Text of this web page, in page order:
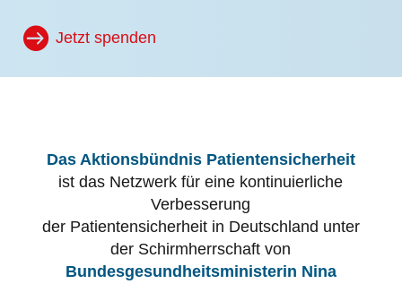
Jetzt spenden
Das Aktionsbündnis Patientensicherheit
ist das Netzwerk für eine kontinuierliche
Verbesserung
der Patientensicherheit in Deutschland unter
der Schirmherrschaft von
Bundesgesundheitsministerin Nina